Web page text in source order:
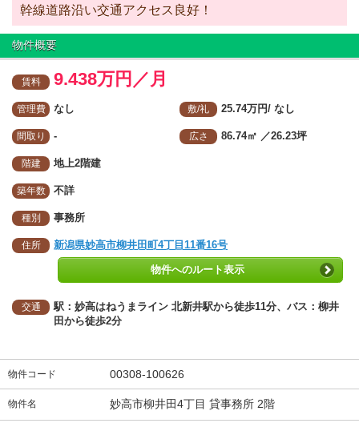
幹線道路沿い交通アクセス良好！
物件概要
賃料 9.438万円／月
管理費 なし 敷/礼 25.74万円/ なし
間取り - 広さ 86.74㎡ ／26.23坪
階建 地上2階建
築年数 不詳
種別 事務所
住所 新潟県妙高市柳井田町4丁目11番16号
物件へのルート表示
交通
駅：妙高はねうまライン 北新井駅から徒歩11分、バス：柳井
田から徒歩2分
物件コード 00308-100626
物件名 妙高市柳井田4丁目 貸事務所 2階